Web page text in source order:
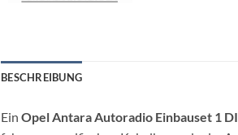
BESCHREIBUNG
Ein Opel Antara Autoradio Einbauset 1